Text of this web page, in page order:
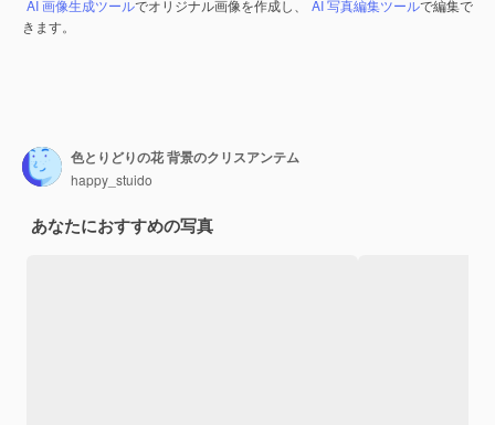
AI 画像生成ツールでオリジナル画像を作成し、 AI 写真編集ツールで編集で
きます。
色とりどりの花 背景のクリスアンテム
happy_stuido
あなたにおすすめの写真